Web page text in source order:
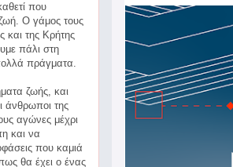
που
Ο γάμος τους
και της Κρήτης
πάλι στη
πράγματα.
ζωής, και
άνθρωποι της
αγώνες μέχρι
και να
που καμιά
θα έχει ο ένας